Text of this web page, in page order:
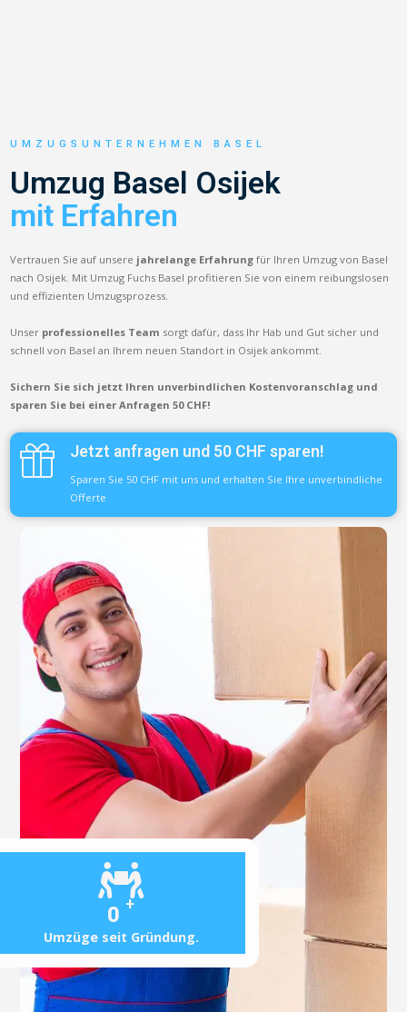
0 +
Umzüge seit Gründung.
UMZUGSUNTERNEHMEN BASEL
Umzug Basel Osijek
mit Erfahren
Vertrauen Sie auf unsere jahrelange Erfahrung für Ihren Umzug von Basel
nach Osijek. Mit Umzug Fuchs Basel profitieren Sie von einem reibungslosen
und effizienten Umzugsprozess.
Unser professionelles Team sorgt dafür, dass Ihr Hab und Gut sicher und
schnell von Basel an Ihrem neuen Standort in Osijek ankommt.
Sichern Sie sich jetzt Ihren unverbindlichen Kostenvoranschlag und
sparen Sie bei einer Anfragen 50 CHF!
Jetzt anfragen und 50 CHF sparen!
Sparen Sie 50 CHF mit uns und erhalten Sie Ihre unverbindliche
Offerte